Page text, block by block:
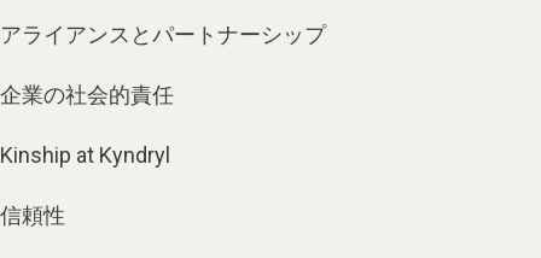
アライアンスとパートナーシップ
企業の社会的責任
Kinship at Kyndryl
信頼性